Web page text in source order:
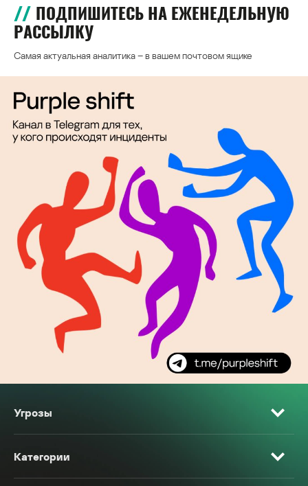
ПОДПИШИТЕСЬ НА ЕЖЕНЕДЕЛЬНУЮ
РАССЫЛКУ
Самая актуальная аналитика – в вашем почтовом ящике
Угрозы
Категории